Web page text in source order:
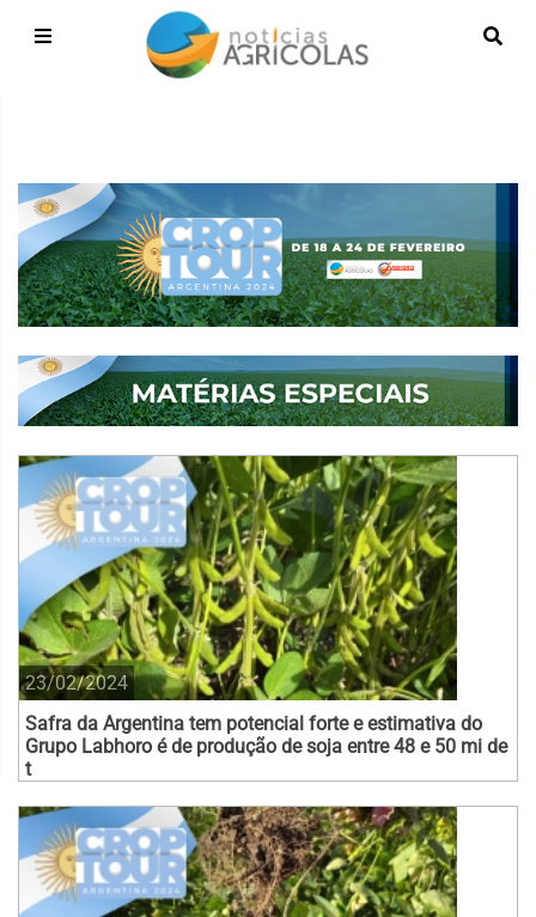
23/02/2024
Safra da Argentina tem potencial forte e estimativa do
Grupo Labhoro é de produção de soja entre 48 e 50 mi de
t